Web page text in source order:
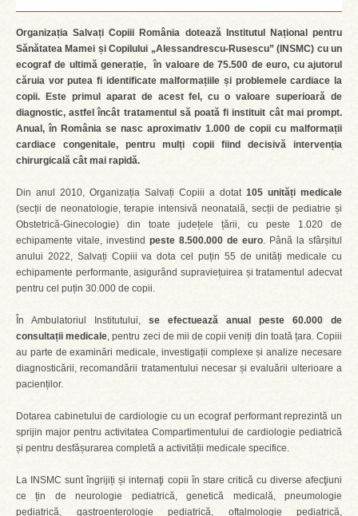
Organizația Salvați Copiii România dotează Institutul Național pentru
Sănătatea Mamei și Copilului „Alessandrescu-Rusescu” (INSMC) cu un
ecograf de ultimă generație, în valoare de 75.500 de euro, cu ajutorul
căruia vor putea fi identificate malformațiile și problemele cardiace la
copii. Este primul aparat de acest fel, cu o valoare superioară de
diagnostic, astfel încât tratamentul să poată fi instituit cât mai prompt.
Anual, în România se nasc aproximativ 1.000 de copii cu malformații
cardiace congenitale, pentru mulți copii fiind decisivă intervenția
chirurgicală cât mai rapidă.
Din anul 2010, Organizația Salvați Copiii a dotat 105 unități medicale
(secții de neonatologie, terapie intensivă neonatală, secții de pediatrie și
Obstetrică-Ginecologie) din toate județele țării, cu peste 1.020 de
echipamente vitale, investind peste 8.500.000 de euro. Până la sfârșitul
anului 2022, Salvați Copiii va dota cel puțin 55 de unități medicale cu
echipamente performante, asigurând supraviețuirea și tratamentul adecvat
pentru cel puțin 30.000 de copii.
În Ambulatoriul Institutului, se efectuează anual peste 60.000 de
consultații medicale, pentru zeci de mii de copii veniți din toată țara. Copiii
au parte de examinări medicale, investigații complexe și analize necesare
diagnosticării, recomandării tratamentului necesar și evaluării ulterioare a
pacienților.
Dotarea cabinetului de cardiologie cu un ecograf performant reprezintă un
sprijin major pentru activitatea Compartimentului de cardiologie pediatrică
și pentru desfășurarea completă a activității medicale specifice.
La INSMC sunt îngrijiți și internaţi copii în stare criticǎ cu diverse afecţiuni
ce țin de neurologie pediatrică, genetică medicală, pneumologie
pediatrică, gastroenterologie pediatrică, oftalmologie pediatrică,